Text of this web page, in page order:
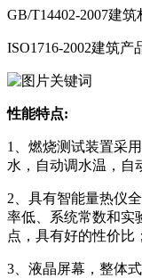
GB/T14402-2007建
ISO1716-2002建筑
性能特点:
1、燃烧测试装置采
水，自动调水温，自
2、具有智能量热仪
率低、系统常数和实
点，具有好的性价比；
3、液晶屏幕，整体